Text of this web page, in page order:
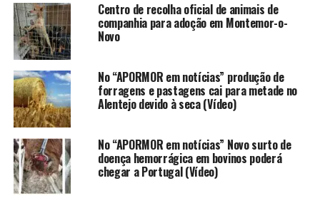
Centro de recolha oficial de animais de
companhia para adoção em Montemor-o-
Novo
No “APORMOR em notícias” produção de
forragens e pastagens cai para metade no
Alentejo devido à seca (Vídeo)
No “APORMOR em notícias” Novo surto de
doença hemorrágica em bovinos poderá
chegar a Portugal (Vídeo)